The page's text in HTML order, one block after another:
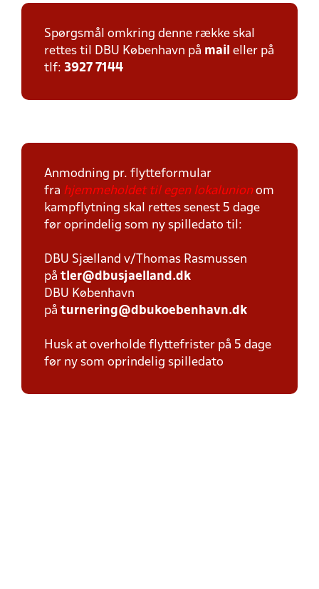
Spørgsmål omkring denne række skal
rettes til DBU København på mail eller på
tlf: 3927 7144
Anmodning pr. flytteformular
fra hjemmeholdet til egen lokalunionom
kampflytning skal rettes senest 5 dage
før oprindelig som ny spilledato til:
DBU Sjælland v/Thomas Rasmussen
på tler@dbusjaelland.dk
DBU København
på turnering@dbukoebenhavn.dk
Husk at overholde flyttefrister på 5 dage
før ny som oprindelig spilledato